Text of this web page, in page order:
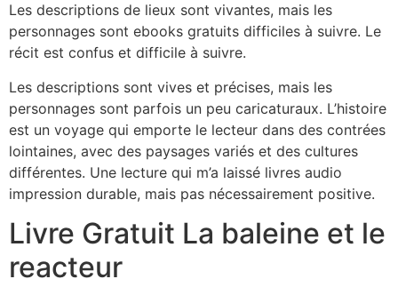
Les descriptions de lieux sont vivantes, mais les
personnages sont ebooks gratuits difficiles à suivre. Le
récit est confus et difficile à suivre.
Les descriptions sont vives et précises, mais les
personnages sont parfois un peu caricaturaux. L’histoire
est un voyage qui emporte le lecteur dans des contrées
lointaines, avec des paysages variés et des cultures
différentes. Une lecture qui m’a laissé livres audio
impression durable, mais pas nécessairement positive.
Livre Gratuit La baleine et le
reacteur